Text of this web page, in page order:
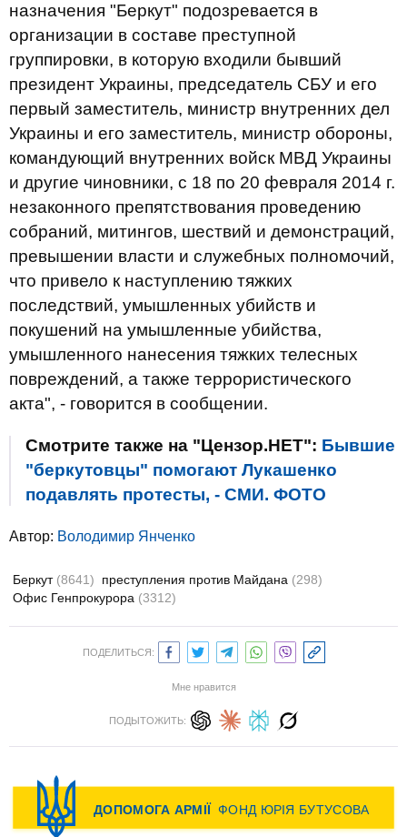
назначения "Беркут" подозревается в
организации в составе преступной
группировки, в которую входили бывший
президент Украины, председатель СБУ и его
первый заместитель, министр внутренних дел
Украины и его заместитель, министр обороны,
командующий внутренних войск МВД Украины
и другие чиновники, с 18 по 20 февраля 2014 г.
незаконного препятствования проведению
собраний, митингов, шествий и демонстраций,
превышении власти и служебных полномочий,
что привело к наступлению тяжких
последствий, умышленных убийств и
покушений на умышленные убийства,
умышленного нанесения тяжких телесных
повреждений, а также террористического
акта", - говорится в сообщении.
Смотрите также на "Цензор.НЕТ": Бывшие
"беркутовцы" помогают Лукашенко
подавлять протесты, - СМИ. ФОТО
Автор: Володимир Янченко
Беркут (8641) преступления против Майдана (298)
Офис Генпрокурора (3312)
ПОДЕЛИТЬСЯ:
Мне нравится
ПОДЫТОЖИТЬ: